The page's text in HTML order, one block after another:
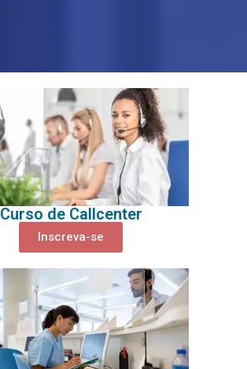
Curso de Callcenter
Inscreva-se